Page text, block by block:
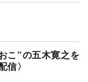
こ”の五木寛之を
信〉